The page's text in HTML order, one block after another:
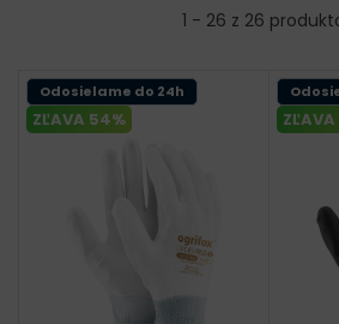
1 - 26 z 26
ZĽAVA 54%
Odosielame do 24h